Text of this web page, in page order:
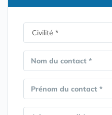
Nom du contact *
Prénom du contact *